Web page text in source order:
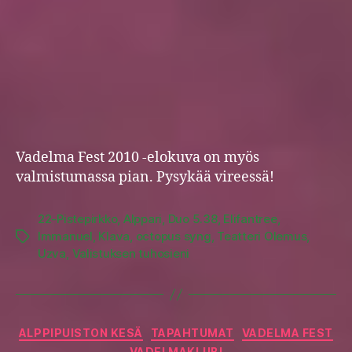
Vadelma Fest 2010 -elokuva on myös
valmistumassa pian. Pysykää vireessä!
Tags
22-Pistepirkko, Alppari, Duo 5.38, Elifantree,
Immanuel, Klava, octopus syng, Teatteri Olemus,
Uzva, Valistuksen tuhosieni
Categories
ALPPIPUISTON KESÄ TAPAHTUMAT
VADELMA FEST